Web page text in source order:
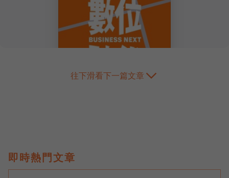
往下滑看下一篇文章
即時熱門文章